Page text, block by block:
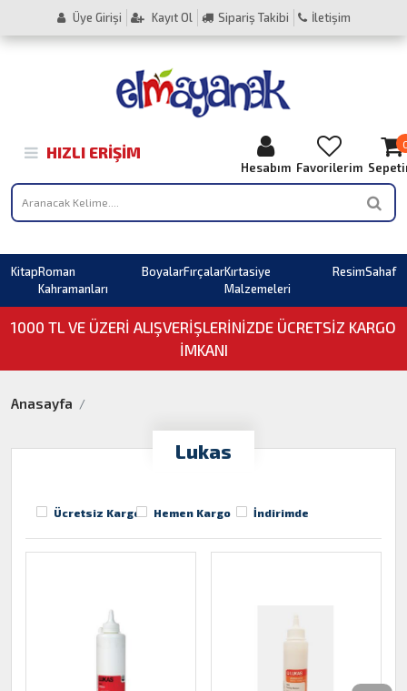
Üye Girişi Kayıt Ol Sipariş Takibi İletişim
HIZLI ERIŞIM
Hesabım Favorilerim
KitapRoman
Kahramanları
BoyalarFırçalarKırtasiye
Malzemeleri
ResimSahaf
1000 TL VE ÜZERI ALIŞVERIŞLERINIZDE ÜCRETSİZ KARGO
İMKANI
Anasayfa
Lukas
Ücretsiz Kargo Hemen Kargo İndirimde